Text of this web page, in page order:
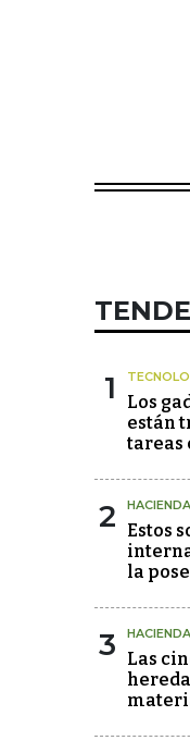
1
Los
están
tareas
2 HACIENDA
Estos
la
3 HACIENDA
Las